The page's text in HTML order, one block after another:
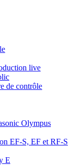
live
de contrôle
Olympus
EF-S, EF et RF-S
E